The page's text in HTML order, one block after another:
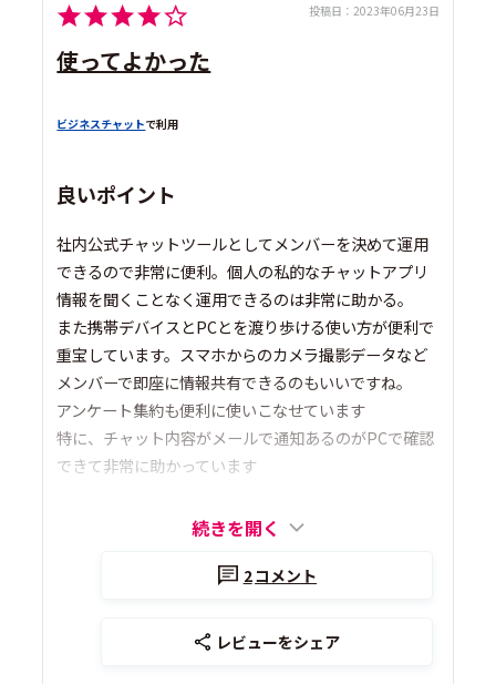
投稿日： 2023年06月23日
使ってよかった
ビジネスチャットで利用
良いポイント
社内公式チャットツールとしてメンバーを決めて運用
できるので非常に便利。個人の私的なチャットアプリ
情報を聞くことなく運用できるのは非常に助かる。
また携帯デバイスとPCとを渡り歩ける使い方が便利で
重宝しています。スマホからのカメラ撮影データなど
メンバーで即座に情報共有できるのもいいですね。
アンケート集約も便利に使いこなせています
特に、チャット内容がメールで通知あるのがPCで確認
できて非常に助かっています
続きを開く
2コメント
レビューをシェア